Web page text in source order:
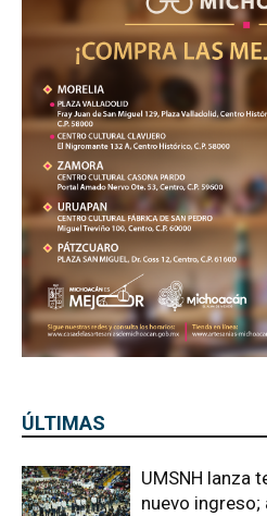
ÚLTIMAS
UMSNH lanza
nuevo ingreso;